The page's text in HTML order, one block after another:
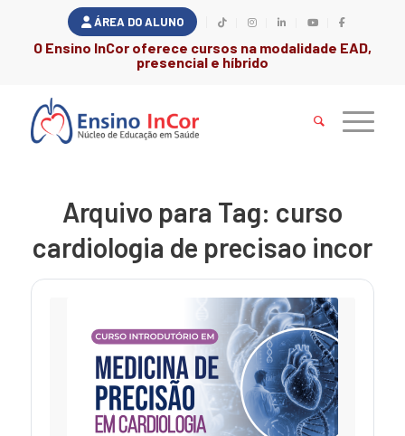
ÁREA DO ALUNO
O Ensino InCor oferece cursos na modalidade EAD,
presencial e híbrido
Arquivo para Tag: curso
cardiologia de precisao incor